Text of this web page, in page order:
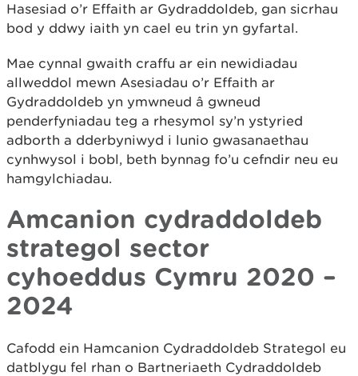
Hasesiad o’r Effaith ar Gydraddoldeb, gan sicrhau
bod y ddwy iaith yn cael eu trin yn gyfartal.
Mae cynnal gwaith craffu ar ein newidiadau
allweddol mewn Asesiadau o’r Effaith ar
Gydraddoldeb yn ymwneud â gwneud
penderfyniadau teg a rhesymol sy’n ystyried
adborth a dderbyniwyd i lunio gwasanaethau
cynhwysol i bobl, beth bynnag fo’u cefndir neu eu
hamgylchiadau.
Amcanion cydraddoldeb
strategol sector
cyhoeddus Cymru 2020 –
2024
Cafodd ein Hamcanion Cydraddoldeb Strategol eu
datblygu fel rhan o Bartneriaeth Cydraddoldeb